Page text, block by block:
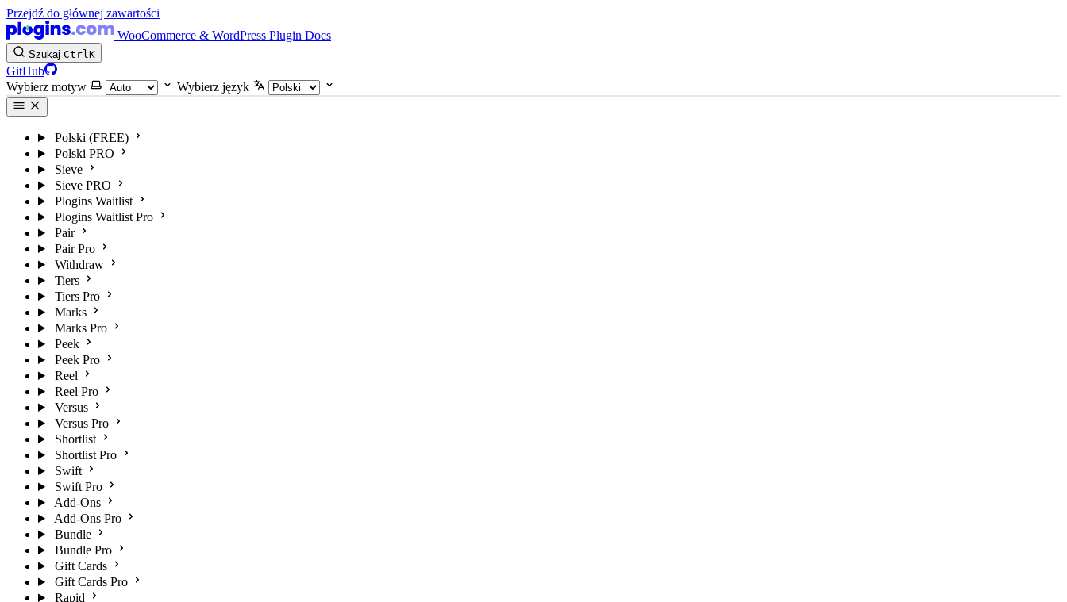
Przejdź do głównej zawartości
WooCommerce & WordPress Plugin Docs
Szukaj CtrlK
GitHub
Wybierz motyw
Wybierz język
Polski (FREE)
Polski PRO
Sieve
Sieve PRO
Plogins Waitlist
Plogins Waitlist Pro
Pair
Pair Pro
Withdraw
Tiers
Tiers Pro
Marks
Marks Pro
Peek
Peek Pro
Reel
Reel Pro
Versus
Versus Pro
Shortlist
Shortlist Pro
Swift
Swift Pro
Add-Ons
Add-Ons Pro
Bundle
Bundle Pro
Gift Cards
Gift Cards Pro
Rapid